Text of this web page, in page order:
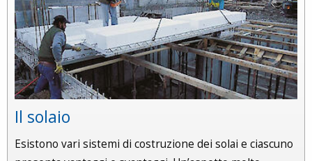
Il solaio
Esistono vari sistemi di costruzione dei solai e ciascuno